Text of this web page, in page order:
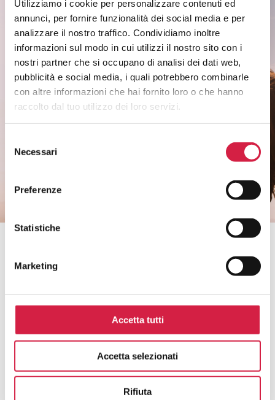
Utilizziamo i cookie per personalizzare contenuti ed
annunci, per fornire funzionalità dei social media e per
analizzare il nostro traffico. Condividiamo inoltre
informazioni sul modo in cui utilizzi il nostro sito con i
nostri partner che si occupano di analisi dei dati web,
pubblicità e social media, i quali potrebbero combinarle
con altre informazioni che hai fornito loro o che hanno
raccolto dal tuo utilizzo dei loro servizi.
delNecessari
Preferenze
Statistiche
Marketing
Accetta tutti
Accetta selezionati
Rifiuta
ISCRIVITI ALLA NEWSLETTER
Scopri come partecipare alle iniziative degli
ospedali Bollino Rosa.
Rimani informato sui temi di salute di
genere.
Non perderti i riconoscimenti agli ospedali e
ai servizi.
CLICCA QUI
SUPPORTO PER I PAZIENTI
Domande relative agli ospedali
Domande relative alle iniziative